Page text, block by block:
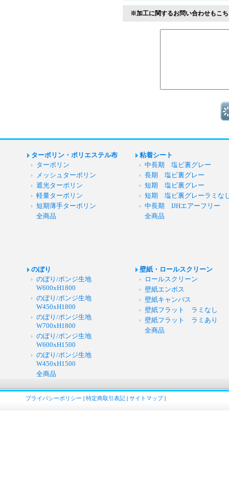
※加工に関するお問い合わせもこ
ターポリン・ポリエステル布
ターポリン
メッシュターポリン
遮光ターポリン
軽量ターポリン
短期薄手ターポリン
全商品
粘着シート
中長期 塩ビ裏グレー
長期 塩ビ裏グレー
短期 塩ビ裏グレー
短期 塩ビ裏グレーラミな
中長期 IJHエアーフリー
全商品
のぼり
のぼり/ポンジ生地
W600xH1800
のぼり/ポンジ生地
W450xH1800
のぼり/ポンジ生地
W700xH1800
のぼり/ポンジ生地
W600xH1500
のぼり/ポンジ生地
W450xH1500
全商品
壁紙・ロールスクリーン
ロールスクリーン
壁紙エンボス
壁紙キャンバス
壁紙フラット ラミなし
壁紙フラット ラミあり
全商品
プライバシーポリシー | 特定商取引表記 | サイトマップ|